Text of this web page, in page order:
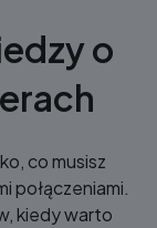
o
co musisz
połączeniami.
kiedy warto